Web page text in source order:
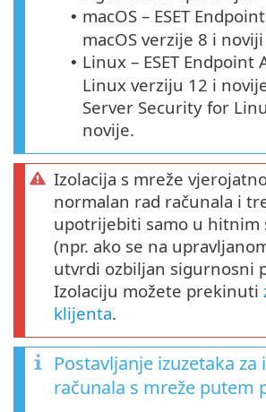
• macOS – ESET
macOS verzije 8 i noviji
• Linux – ESET Endpoint
Linux verziju 12 i
Server Security for
novije.
Izolacija s mreže
normalan rad računala i
upotrijebiti samo u hitnim
(npr. ako se na
utvrdi ozbiljan sigurnosni
Izolaciju možete prekinuti
klijenta.
Postavljanje izuzetaka za
računala s mreže putem